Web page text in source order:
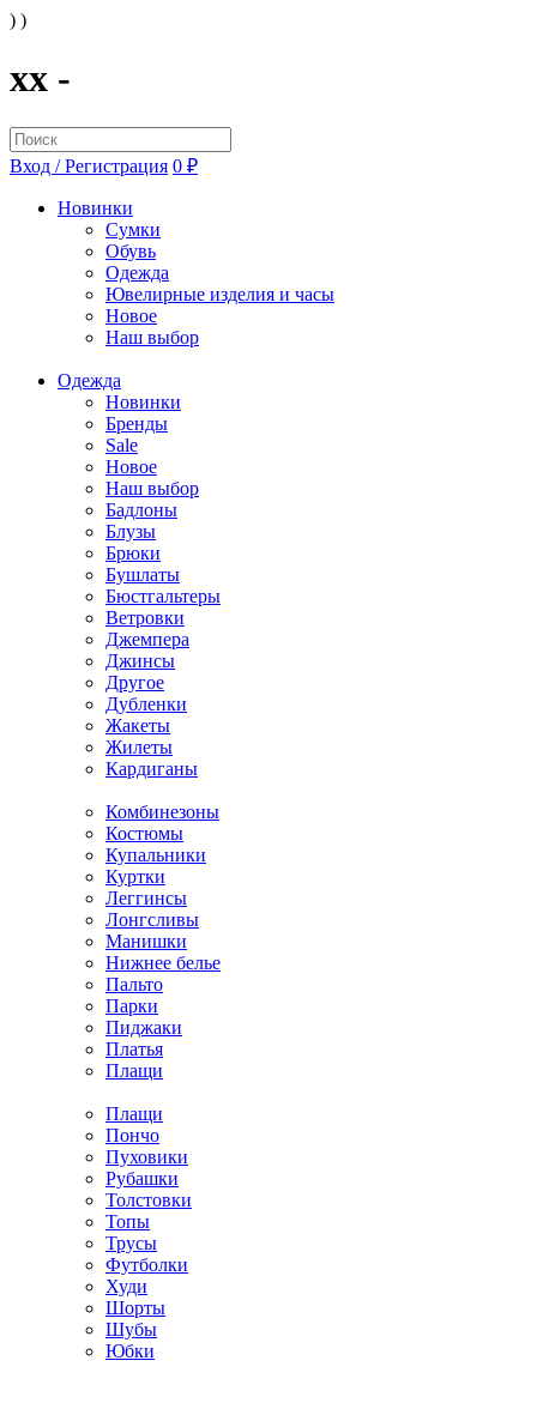
) )
xx -
Вход / Регистрация 0 ₽
Новинки
Сумки
Обувь
Одежда
Ювелирные изделия и часы
Новое
Наш выбор
Одежда
Новинки
Бренды
Sale
Новое
Наш выбор
Бадлоны
Блузы
Брюки
Бушлаты
Бюстгальтеры
Ветровки
Джемпера
Джинсы
Другое
Дубленки
Жакеты
Жилеты
Кардиганы
Комбинезоны
Костюмы
Купальники
Куртки
Леггинсы
Лонгсливы
Манишки
Нижнее белье
Пальто
Парки
Пиджаки
Платья
Плащи
Плащи
Пончо
Пуховики
Рубашки
Толстовки
Топы
Трусы
Футболки
Худи
Шорты
Шубы
Юбки